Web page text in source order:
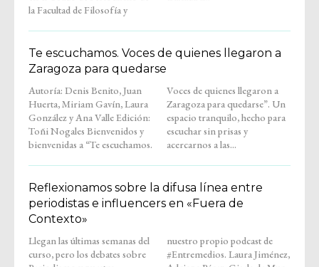
la Facultad de Filosofía y
Te escuchamos. Voces de quienes llegaron a
Zaragoza para quedarse
Autoría: Denis Benito, Juan
Huerta, Miriam Gavín, Laura
González y Ana Valle Edición:
Toñi Nogales Bienvenidos y
bienvenidas a “Te escuchamos.
Voces de quienes llegaron a
Zaragoza para quedarse”. Un
espacio tranquilo, hecho para
escuchar sin prisas y
acercarnos a las...
Reflexionamos sobre la difusa línea entre
periodistas e influencers en «Fuera de
Contexto»
Llegan las últimas semanas del
curso, pero los debates sobre
nuestro propio podcast de
#Entremedios. Laura Jiménez,